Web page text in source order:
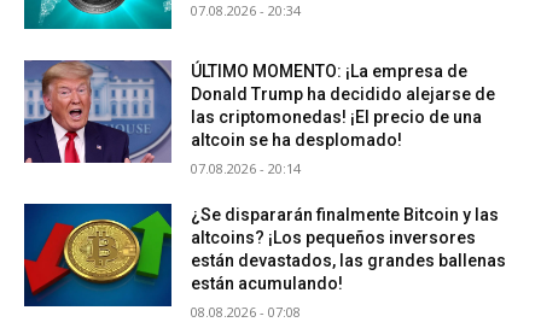
07.08.2026 - 20:34
ÚLTIMO MOMENTO: ¡La empresa de
Donald Trump ha decidido alejarse de
las criptomonedas! ¡El precio de una
altcoin se ha desplomado!
07.08.2026 - 20:14
¿Se dispararán finalmente Bitcoin y las
altcoins? ¡Los pequeños inversores
están devastados, las grandes ballenas
están acumulando!
08.08.2026 - 07:08